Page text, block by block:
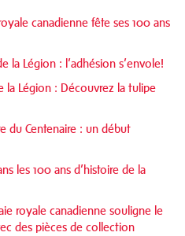
canadienne fête ses 100 ans
la Légion : l’adhésion s’envole!
la Légion : Découvrez la tulipe
du Centenaire : un début
les 100 ans d’histoire de la
royale canadienne souligne le
des pièces de collection